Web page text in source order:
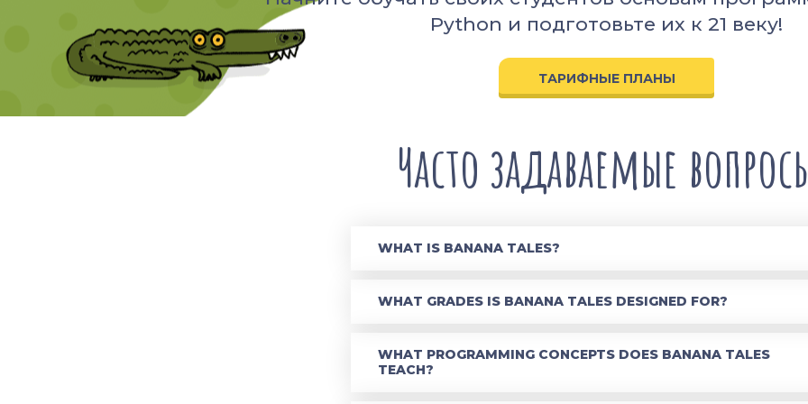
Python и подготовьте их к 21 веку!
ТАРИФНЫЕ ПЛАНЫ
Часто задаваемые
WHAT IS BANANA TALES?
WHAT GRADES IS BANANA TALES DESIGNED FOR?
WHAT PROGRAMMING CONCEPTS DOES BANANA TALES
TEACH?